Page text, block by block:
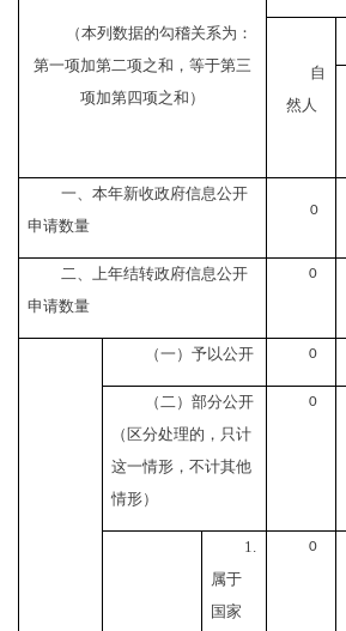
（本列数据的勾稽关系为：
第一项加第二项之和，等于第三
项加第四项之和）
自
然人
一、本年新收政府信息公开
申请数量
0
二、上年结转政府信息公开
申请数量
0
（一）予以公开 0
（二）部分公开
（区分处理的，只计
这一情形，不计其他
情形）
0
1.
属于
国家
0